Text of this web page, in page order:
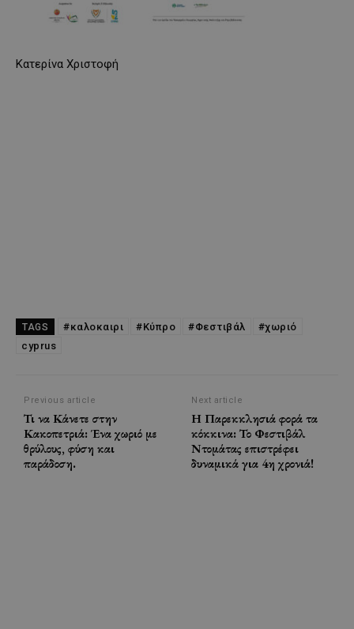
Κατερίνα Χριστοφή
TAGS #καλοκαιρι #Κύπρο #Φεστιβάλ
#χωριό
cyprus
Previous article
Τι να Κάνετε στην
Κακοπετριά: Ένα χωριό με
θρύλους, φύση και
παράδοση.
Next article
Η Παρεκκλησιά φορά τα
κόκκινα: Το Φεστιβάλ
Ντομάτας επιστρέφει
δυναμικά για 4η χρονιά!